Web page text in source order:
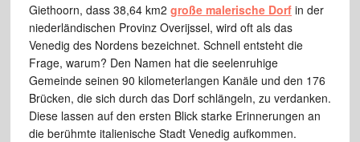
Giethoorn, dass 38,64 km2 große malerische Dorfin der
niederländischen Provinz Overijssel, wird oft als das
Venedig des Nordens bezeichnet. Schnell entsteht die
Frage, warum? Den Namen hat die seelenruhige
Gemeinde seinen 90 kilometerlangen Kanäle und den 176
Brücken, die sich durch das Dorf schlängeln, zu verdanken.
Diese lassen auf den ersten Blick starke Erinnerungen an
die berühmte italienische Stadt Venedig aufkommen.